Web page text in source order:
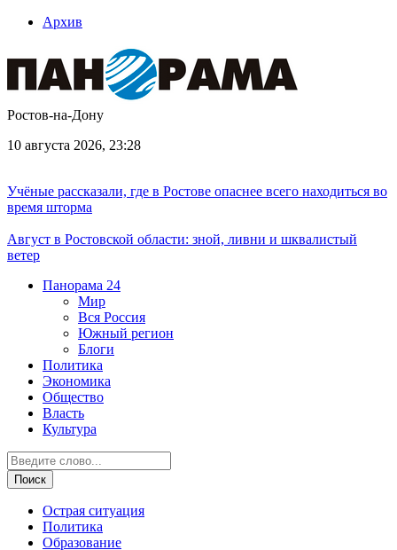
Архив
Ростов-на-Дону
10 августа 2026, 23:28
Учёные рассказали, где в Ростове опаснее всего находиться во
время шторма
Август в Ростовской области: зной, ливни и шквалистый
ветер
Панорама 24
Мир
Вся Россия
Южный регион
Блоги
Политика
Экономика
Общество
Власть
Культура
Острая ситуация
Политика
Образование